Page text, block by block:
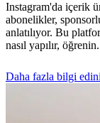
Instagram'da içerik
abonelikler,
anlatılıyor. Bu
nasıl yapılır, öğrenin.
Daha fazla bilgi